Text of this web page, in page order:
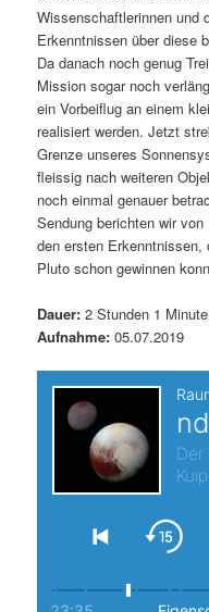
l
t
s
p
r
i
n
g
h
a
l
t
s
p
r
i
Wissenschaftlerinnen und
Erkenntnissen über diese
Da danach noch genug
Mission sogar noch
ein Vorbeiflug an einem
realisiert werden. Jetzt
Grenze unseres
fleissig nach weiteren
noch einmal genauer
Sendung berichten wir
den ersten Erkenntnissen,
Pluto schon gewinnen
Dauer: 2 Stunden 1 Minute
Aufnahme: 05.07.2019